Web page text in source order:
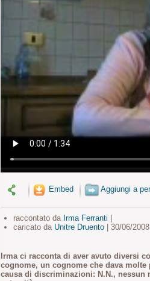
Embed Aggiungi a
raccontato da Irma Ferranti
caricato da Unitre Druento| 30/06/2008
Irma ci racconta di aver avuto diversi
cognome, un cognome che dava
causa di discriminazioni: N.N., nessun